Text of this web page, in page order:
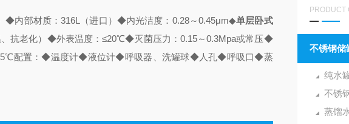
PRODUCT
不锈钢储
纯水
不锈
蒸馏
◆内部材质：316L（进口） ◆内光洁度：0.28～0.45μm◆单层卧式
抗老化） ◆外表温度：≤20℃◆灭菌压力：0.15～0.3Mpa或常压◆
配置：◆温度计◆液位计◆呼吸器、洗罐球◆人孔◆呼吸口◆蒸